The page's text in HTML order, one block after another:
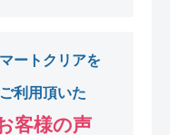
ートクリアを
ご利用頂いた
客様の声